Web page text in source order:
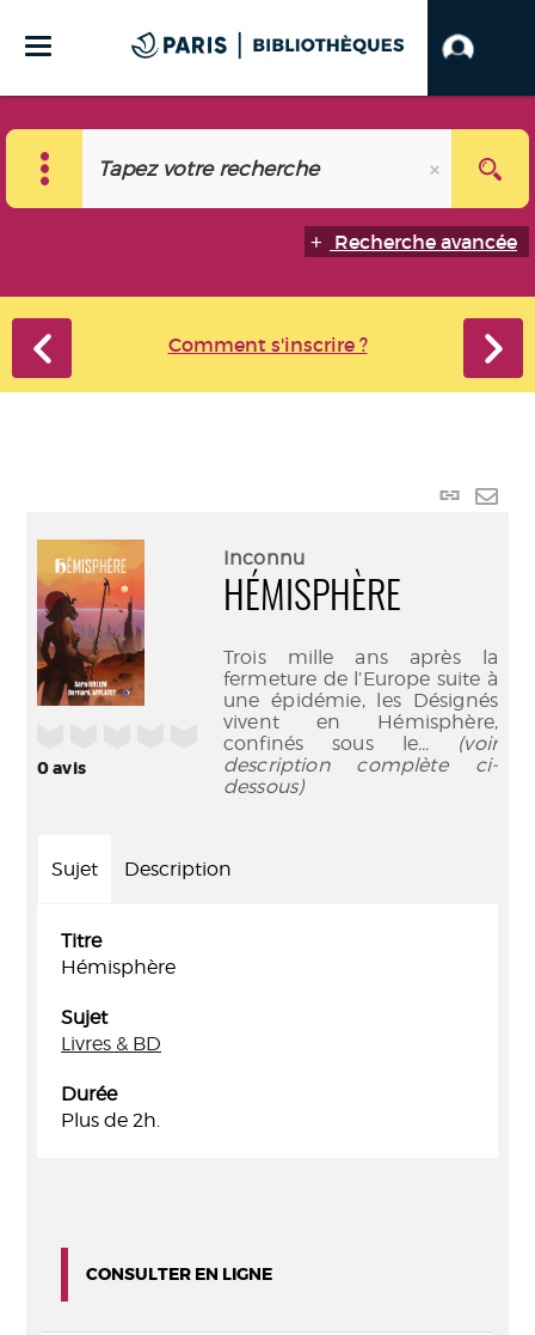
Recherche avancée
Comment s'inscrire ?
Lien
0avis
Inconnu
HÉMISPHÈRE
Trois mille ans après la
fermeture de l’Europe suite à
une épidémie, les Désignés
vivent en Hémisphère,
confinés sous le... (voir
description complète ci-
dessous)
Sujet Description
Titre
Hémisphère
Sujet
Livres & BD
Durée
Plus de 2h.
CONSULTER EN LIGNE